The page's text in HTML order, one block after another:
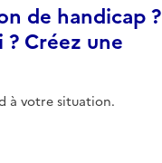
de handicap ?
Créez une
à votre situation.